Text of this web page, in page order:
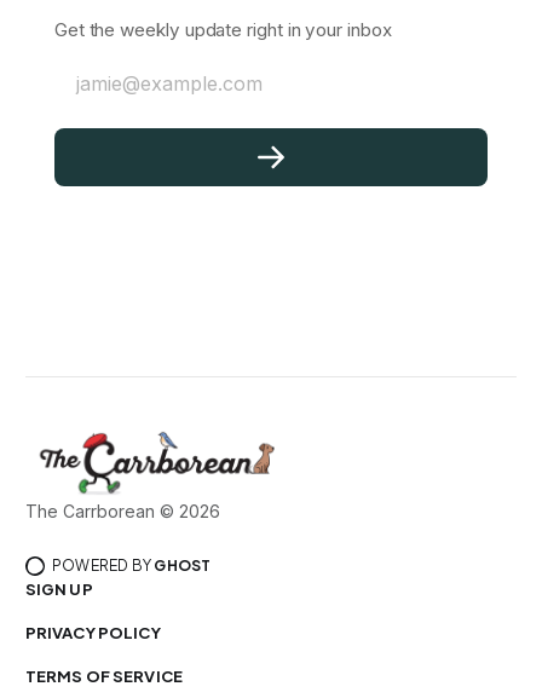
Get the weekly update right in your inbox
jamie@example.com
The Carrborean © 2026
POWERED BY GHOST
SIGN UP
PRIVACY POLICY
TERMS OF SERVICE